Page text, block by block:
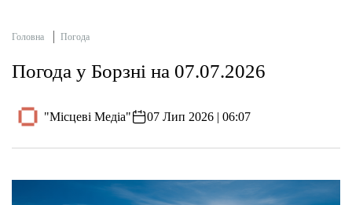
Головна Погода
Погода у Борзні на 07.07.2026
"Місцеві Медіа" 07 Лип 2026 | 06:07